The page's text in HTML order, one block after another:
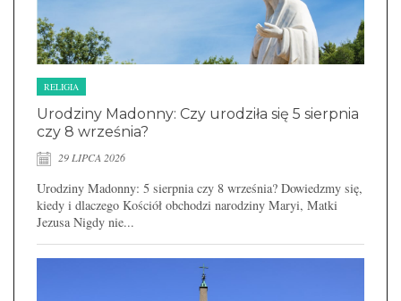
RELIGIA
Urodziny Madonny: Czy urodziła się 5 sierpnia
czy 8 września?
29 LIPCA 2026
Urodziny Madonny: 5 sierpnia czy 8 września? Dowiedzmy się,
kiedy i dlaczego Kościół obchodzi narodziny Maryi, Matki
Jezusa Nigdy nie...